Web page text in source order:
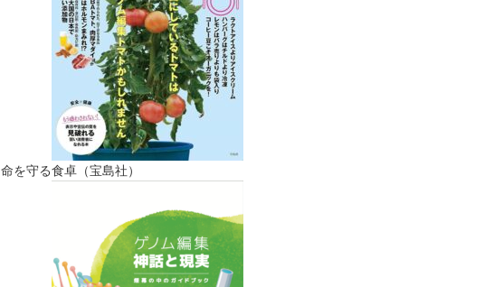
命を守る食卓（宝島社）